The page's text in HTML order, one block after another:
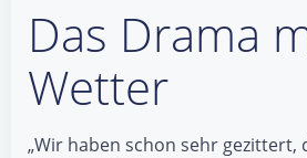
Das Drama
Wetter
„Wir haben schon sehr gezittert,